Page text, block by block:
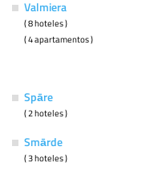
Valmiera
( 8 hoteles )
( 4 apartamentos )
Spāre
( 2 hoteles )
Smārde
( 3 hoteles )